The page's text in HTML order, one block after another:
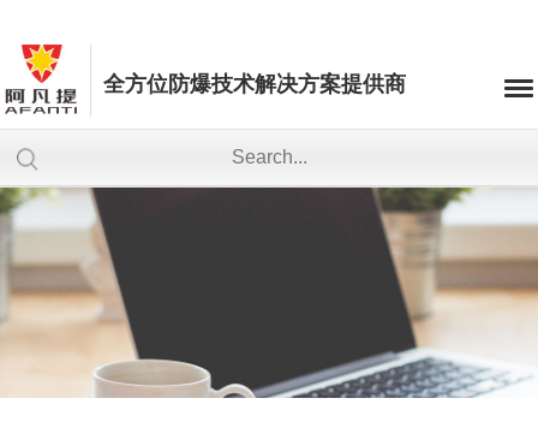
全方位防爆技术解决方案提供商